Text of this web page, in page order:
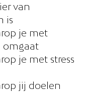
van
is
je met
omgaat
je met stress
jij doelen